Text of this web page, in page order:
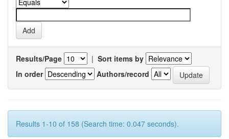
Results/Page | Sort items by
In order
Authors/record
Results 1-10 of 158 (Search time: 0.047 seconds).